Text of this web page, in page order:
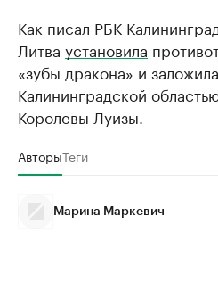
Как писал РБК
Литва установила
«зубы дракона» и
Калининградской
Королевы Луизы.
АвторыТеги
Марина Маркевич